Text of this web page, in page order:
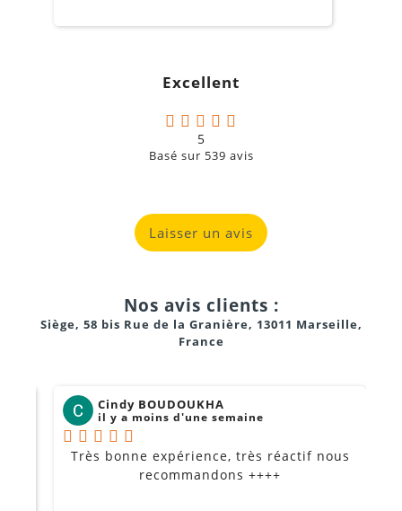
Films indépendants et courts métrages
Captation professionnelle pour diffusion ou montage
ultérieur
Excellent
5
Basé sur 539 avis
Laisser un avis
Nos avis clients :
Siège, 58 bis Rue de la Granière, 13011 Marseille,
France
Cindy BOUDOUKHA
il y a moins d'une semaine
Très bonne expérience, très réactif nous
recommandons ++++